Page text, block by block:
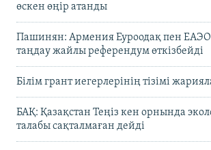
өскен өңір атанды
Пашинян: Армения Еуроодақ пен
таңдау жайлы референдум өткізбейді
Білім грант иегерлерінің тізімі
БАҚ: Қазақстан Теңіз кен орнында
талабы сақталмаған дейді